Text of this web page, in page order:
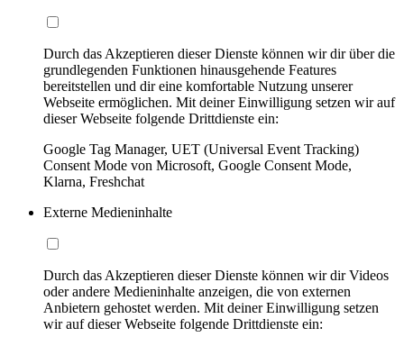
Durch das Akzeptieren dieser Dienste können wir dir über die
grundlegenden Funktionen hinausgehende Features
bereitstellen und dir eine komfortable Nutzung unserer
Webseite ermöglichen. Mit deiner Einwilligung setzen wir auf
dieser Webseite folgende Drittdienste ein:
Google Tag Manager, UET (Universal Event Tracking)
Consent Mode von Microsoft, Google Consent Mode,
Klarna, Freshchat
Externe Medieninhalte
Durch das Akzeptieren dieser Dienste können wir dir Videos
oder andere Medieninhalte anzeigen, die von externen
Anbietern gehostet werden. Mit deiner Einwilligung setzen
wir auf dieser Webseite folgende Drittdienste ein: